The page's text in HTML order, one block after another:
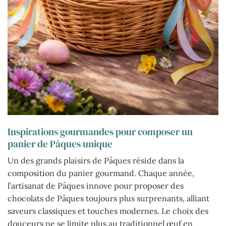
Inspirations gourmandes pour composer un
panier de Pâques unique
Un des grands plaisirs de Pâques réside dans la
composition du panier gourmand. Chaque année,
l’artisanat de Pâques innove pour proposer des
chocolats de Pâques toujours plus surprenants, alliant
saveurs classiques et touches modernes. Le choix des
douceurs ne se limite plus au traditionnel œuf en